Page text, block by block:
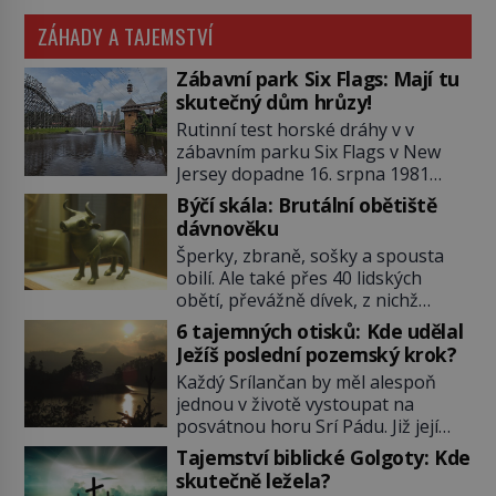
ZÁHADY A TAJEMSTVÍ
Zábavní park Six Flags: Mají tu
skutečný dům hrůzy!
Rutinní test horské dráhy v v
zábavním parku Six Flags v New
Jersey dopadne 16. srpna 1981
katastrofou. 20letý technik Scott
Tyler se zřítí na zem! Zranění jsou
neslučitelná se životem. „Nepoužil
bezpečnostní zábranu,“ osvětlí
smrtelnou nehodu tiskový mluvčí
parku a vyšetřovatelé mu dávají za
pravdu: „Atrakce je v pořádku.“ A
pak přijde srpen roku […]
Býčí skála: Brutální obětiště
dávnověku
Šperky, zbraně, sošky a spousta
obilí. Ale také přes 40 lidských
obětí, převážně dívek, z nichž
některým rozetnou hlavu a
useknou končetiny. To je slavný
halštatský pohřeb. V Evropě
nevídaný objev, který dodnes
neumíme vysvětlit… Jeho koníčkem
je „slepá jeskynní zvířena“, a díky
tomu, přestože je hlavně lékař,
objeví řadu nových organismů.
6 tajemných otisků: Kde udělal
Ježíš poslední pozemský krok?
Každý Srílančan by měl alespoň
jednou v životě vystoupat na
posvátnou horu Srí Pádu. Již její
název nám v překladu prozradí
tajemství: Znamená „Svatá stopa“.
Tajemství biblické Golgoty: Kde
skutečně ležela?